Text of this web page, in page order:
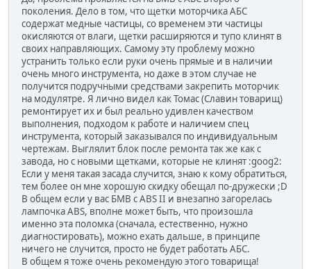
поколения. Дело в том, что щетки моторчика АБС
содержат медные частицы, со временем эти частицы
окисляются от влаги, щетки расширяются и тупо клинят в
своих направляющих. Самому эту проблему можно
устранить только если руки очень прямые и в наличии
очень много инструмента, но даже в этом случае не
получится подручными средствами закрепить моторчик
на модулятре. Я лично видел как Томас (Славин товарищ)
ремонтирует их и был реально удивлен качеством
выполнения, подходом к работе и наличием спец
инструмента, который заказывался по индивидуальным
чертежам. Выглялит блок после ремонта так же как с
завода, но с новыми щетками, которые не клинят :goog2:
Если у меня такая засада случится, знаю к кому обратиться,
тем более он мне хорошую скидку обещал по-дружески ;D
В общем если у вас БМВ с ABS II и внезапно загорелась
лампочка ABS, вполне может быть, что произошла
именно эта поломка (сначала, естественно, нужно
диагностировать), можно ехать дальше, в принципе
ничего не случится, просто не будет работать АБС.
В общем я тоже очень рекомендую этого товарища!